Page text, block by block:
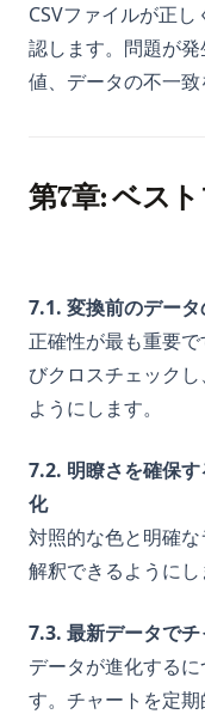
CSVファイルが正
認します。問題が
値、データの不一致
第7章: ベス
7.1. 変換前のデー
正確性が最も重要
びクロスチェック
ようにします。
7.2. 明瞭さを確保
化
対照的な色と明確
解釈できるようにし
7.3. 最新データで
データが進化する
す。チャートを定